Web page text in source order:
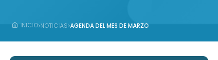
INICIO›NOTICIAS›AGENDA DEL MES DE MARZO